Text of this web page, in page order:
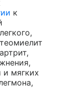
к
и мягких